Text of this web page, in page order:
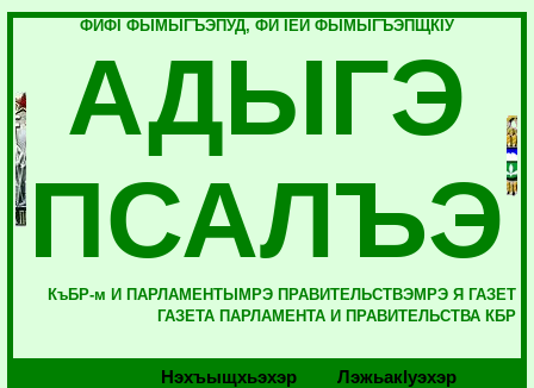
ФИФI ФЫМЫГЪЭПУД, ФИ IЕЙ ФЫМЫГЪЭПЩКIУ
АДЫГЭ
ПСАЛЪЭ
КъБР-м И ПАРЛАМЕНТЫМРЭ ПРАВИТЕЛЬСТВЭМРЭ Я ГАЗЕТ
ГАЗЕТА ПАРЛАМЕНТА И ПРАВИТЕЛЬСТВА КБР
Нэхъыщхьэхэр
Лэжьакlуэхэр